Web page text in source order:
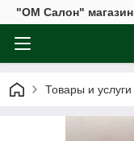
"ОМ Салон" магазин
Товары и услуги